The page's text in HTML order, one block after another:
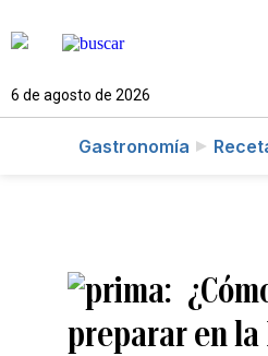
6 de agosto de 2026
Gastronomía
preparar en la